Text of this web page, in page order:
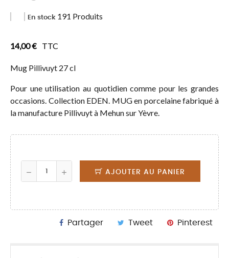
En stock 191 Produits
14,00 € TTC
Mug Pillivuyt 27 cl
Pour une utilisation au quotidien comme pour les grandes
occasions. Collection EDEN. MUG en porcelaine fabriqué à
la manufacture Pillivuyt à Mehun sur Yèvre.
AJOUTER AU PANIER
Partager Tweet Pinterest